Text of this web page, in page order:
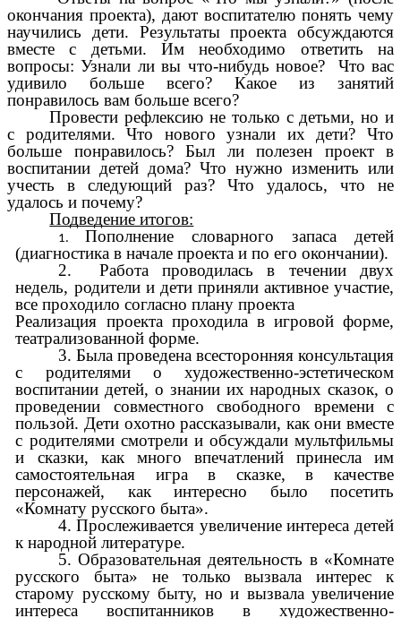
окончания проекта), дают воспитателю понять чему
научились дети. Результаты проекта обсуждаются
вместе с детьми. Им необходимо ответить на
вопросы: Узнали ли вы что-нибудь новое? Что вас
удивило больше всего? Какое из занятий
понравилось вам больше всего?
Провести рефлексию не только с детьми, но и
с родителями. Что нового узнали их дети? Что
больше понравилось? Был ли полезен проект в
воспитании детей дома? Что нужно изменить или
учесть в следующий раз? Что удалось, что не
удалось и почему?
Подведение итогов:
Пополнение словарного запаса детей
(диагностика в начале проекта и по его окончании).
2. Работа проводилась в течении двух
недель, родители и дети приняли активное участие,
все проходило согласно плану проекта
Реализация проекта проходила в игровой форме,
театрализованной форме.
3. Была проведена всесторонняя консультация
с родителями о художественно-эстетическом
воспитании детей, о знании их народных сказок, о
проведении совместного свободного времени с
пользой. Дети охотно рассказывали, как они вместе
с родителями смотрели и обсуждали мультфильмы
и сказки, как много впечатлений принесла им
самостоятельная игра в сказке, в качестве
персонажей, как интересно было посетить
«Комнату русского быта».
4. Прослеживается увеличение интереса детей
к народной литературе.
5. Образовательная деятельность в «Комнате
русского быта» не только вызвала интерес к
старому русскому быту, но и вызвала увеличение
интереса воспитанников в художественно-